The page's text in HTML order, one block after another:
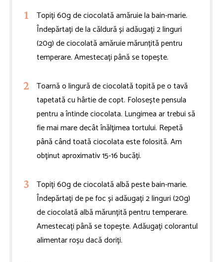
Topiți 60g de ciocolată amăruie la bain-marie.
Îndepărtați de la căldură și adăugați 2 linguri
(20g) de ciocolată amăruie mărunțită pentru
temperare. Amestecați până se topește.
Toarnă o lingură de ciocolată topită pe o tavă
tapetată cu hârtie de copt. Folosește pensula
pentru a întinde ciocolata. Lungimea ar trebui să
fie mai mare decât înălțimea tortului. Repetă
până când toată ciocolata este folosită. Am
obținut aproximativ 15-16 bucăți.
Topiți 60g de ciocolată albă peste bain-marie.
Îndepărtați de pe foc și adăugați 2 linguri (20g)
de ciocolată albă mărunțită pentru temperare.
Amestecați până se topește. Adăugați colorantul
alimentar roșu dacă doriți.